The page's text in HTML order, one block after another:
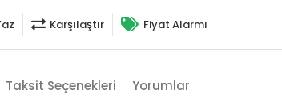
Karşılaştır Fiyat Alarmı
Taksit Seçenekleri Yorumlar